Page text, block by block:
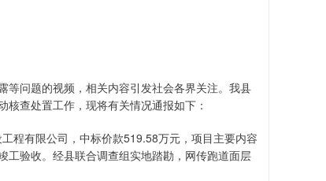
等问题的视频，相关内容引发社会各界关注。我县
查处置工作，现将有关情况通报如下：
程有限公司，中标价款519.58万元，项目主要内容
工验收。经县联合调查组实地踏勘，网传跑道面层